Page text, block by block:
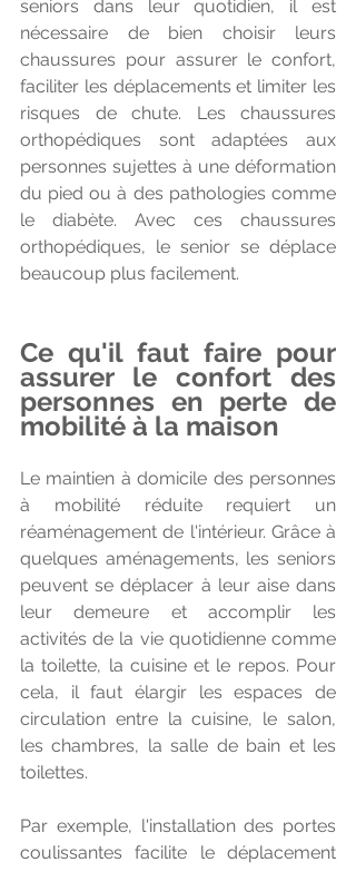
seniors dans leur quotidien, il est
nécessaire de bien choisir leurs
chaussures pour assurer le confort,
faciliter les déplacements et limiter les
risques de chute. Les chaussures
orthopédiques sont adaptées aux
personnes sujettes à une déformation
du pied ou à des pathologies comme
le diabète. Avec ces chaussures
orthopédiques, le senior se déplace
beaucoup plus facilement.
Ce qu'il faut faire pour
assurer le confort des
personnes en perte de
mobilité à la maison
Le maintien à domicile des personnes
à mobilité réduite requiert un
réaménagement de l'intérieur. Grâce à
quelques aménagements, les seniors
peuvent se déplacer à leur aise dans
leur demeure et accomplir les
activités de la vie quotidienne comme
la toilette, la cuisine et le repos. Pour
cela, il faut élargir les espaces de
circulation entre la cuisine, le salon,
les chambres, la salle de bain et les
toilettes.
Par exemple, l'installation des portes
coulissantes facilite le déplacement